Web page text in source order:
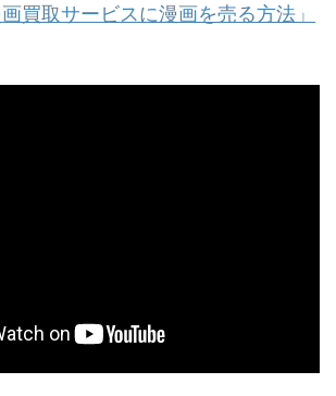
画買取サービスに漫画を売る方法」